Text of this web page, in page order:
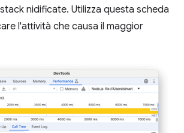
nidificate. Utilizza questa scheda
l'attività che causa il maggior